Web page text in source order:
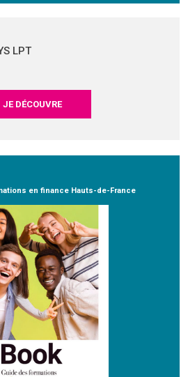
LPT
JE DÉCOUVRE
en finance Hauts-de-France